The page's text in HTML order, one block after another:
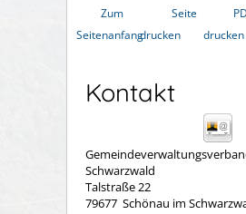
Zum
Seitenanfang
Seite
drucken
drucken
Kontakt
Schwarzwald
Talstraße 22
79677 Schönau im